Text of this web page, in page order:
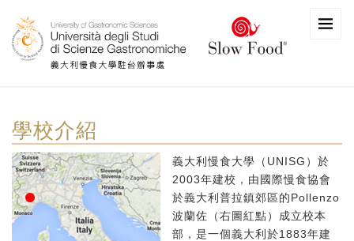
學校介紹
義大利慢食大學（UNISG）於
2003年建校，由國際慢食協會
於義大利普拉鎮郊區的Pollenzo
波蘭佐（右圖紅點）成立校本
部，是一個義大利於1883年建